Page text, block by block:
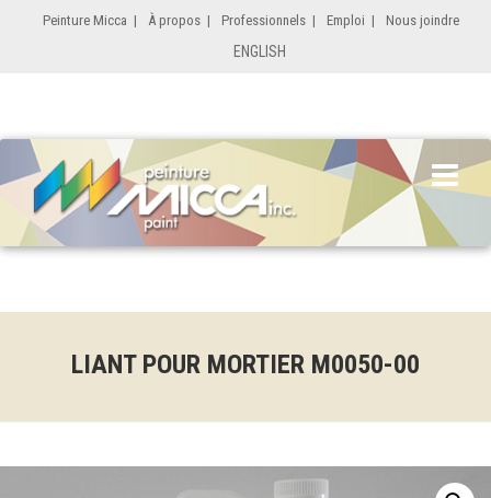
Peinture Micca | À propos | Professionnels | Emploi | Nous joindre
ENGLISH
LIANT POUR MORTIER M0050-00